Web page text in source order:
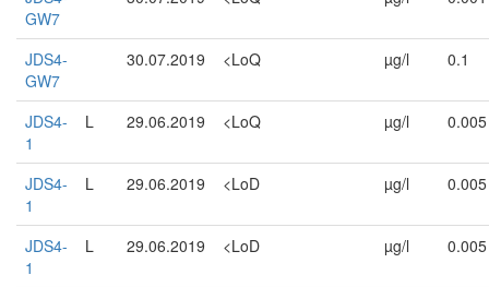
GW7
JDS4-
GW7
30.07.2019 <LoQ µg/l 0.1
JDS4-
1
L 29.06.2019 <LoQ µg/l 0.005
JDS4-
1
L 29.06.2019 <LoD µg/l 0.005
JDS4-
1
L 29.06.2019 <LoD µg/l 0.005